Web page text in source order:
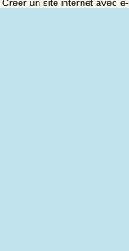
Créer un site internet avec